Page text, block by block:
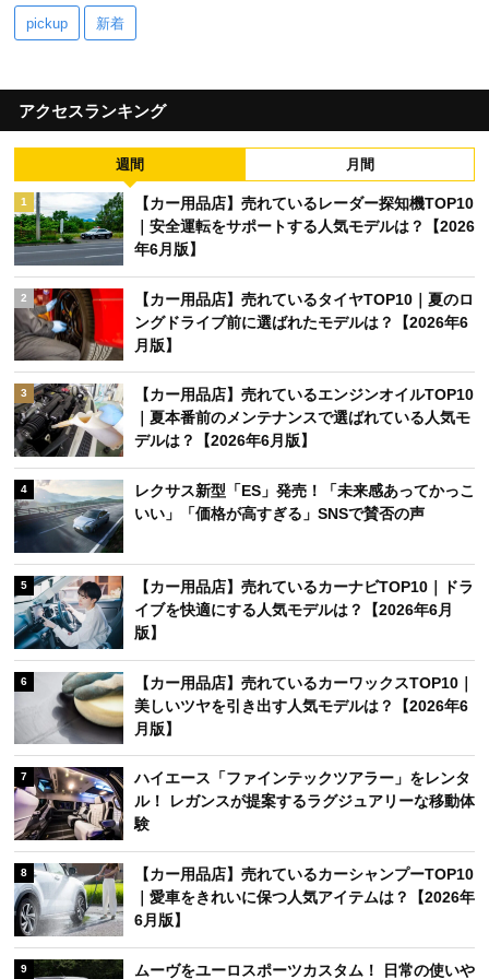
pickup 新着
アクセスランキング
週間 月間
1
【カー用品店】売れているレーダー探知機TOP10
｜安全運転をサポートする人気モデルは？【2026
年6月版】
2
【カー用品店】売れているタイヤTOP10｜夏のロ
ングドライブ前に選ばれたモデルは？【2026年6
月版】
3
【カー用品店】売れているエンジンオイルTOP10
｜夏本番前のメンテナンスで選ばれている人気モ
デルは？【2026年6月版】
4
レクサス新型「ES」発売！「未来感あってかっこ
いい」「価格が高すぎる」SNSで賛否の声
5
【カー用品店】売れているカーナビTOP10｜ドラ
イブを快適にする人気モデルは？【2026年6月
版】
6
【カー用品店】売れているカーワックスTOP10｜
美しいツヤを引き出す人気モデルは？【2026年6
月版】
7
ハイエース「ファインテックツアラー」をレンタ
ル！ レガンスが提案するラグジュアリーな移動体
験
8
【カー用品店】売れているカーシャンプーTOP10
｜愛車をきれいに保つ人気アイテムは？【2026年
6月版】
9 ムーヴをユーロスポーツカスタム！ 日常の使いや